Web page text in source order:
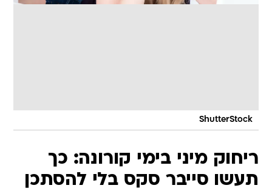
ShutterStock
ריחוק מיני בימי קורונה: כך
תעשו סייבר סקס בלי להסתכן